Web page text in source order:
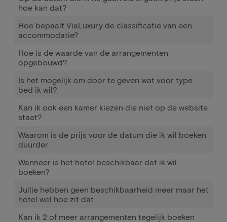
hoe kan dat?
Hoe bepaalt ViaLuxury de classificatie van een
accommodatie?
Hoe is de waarde van de arrangementen
opgebouwd?
Is het mogelijk om door te geven wat voor type
bed ik wil?
Kan ik ook een kamer kiezen die niet op de website
staat?
Waarom is de prijs voor de datum die ik wil boeken
duurder
Wanneer is het hotel beschikbaar dat ik wil
boeken?
Jullie hebben geen beschikbaarheid meer maar het
hotel wel hoe zit dat
Kan ik 2 of meer arrangementen tegelijk boeken